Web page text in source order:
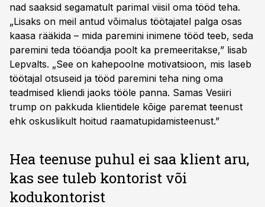
nad saaksid segamatult parimal viisil oma tööd teha.
„Lisaks on meil antud võimalus töötajatel palga osas
kaasa rääkida – mida paremini inimene tööd teeb, seda
paremini teda tööandja poolt ka premeeritakse,” lisab
Lepvalts. „See on kahepoolne motivatsioon, mis laseb
töötajal otsuseid ja tööd paremini teha ning oma
teadmised kliendi jaoks tööle panna. Samas Vesiiri
trump on pakkuda klientidele kõige paremat teenust
ehk oskuslikult hoitud raamatupidamisteenust.”
Hea teenuse puhul ei saa klient aru,
kas see tuleb kontorist või
kodukontorist